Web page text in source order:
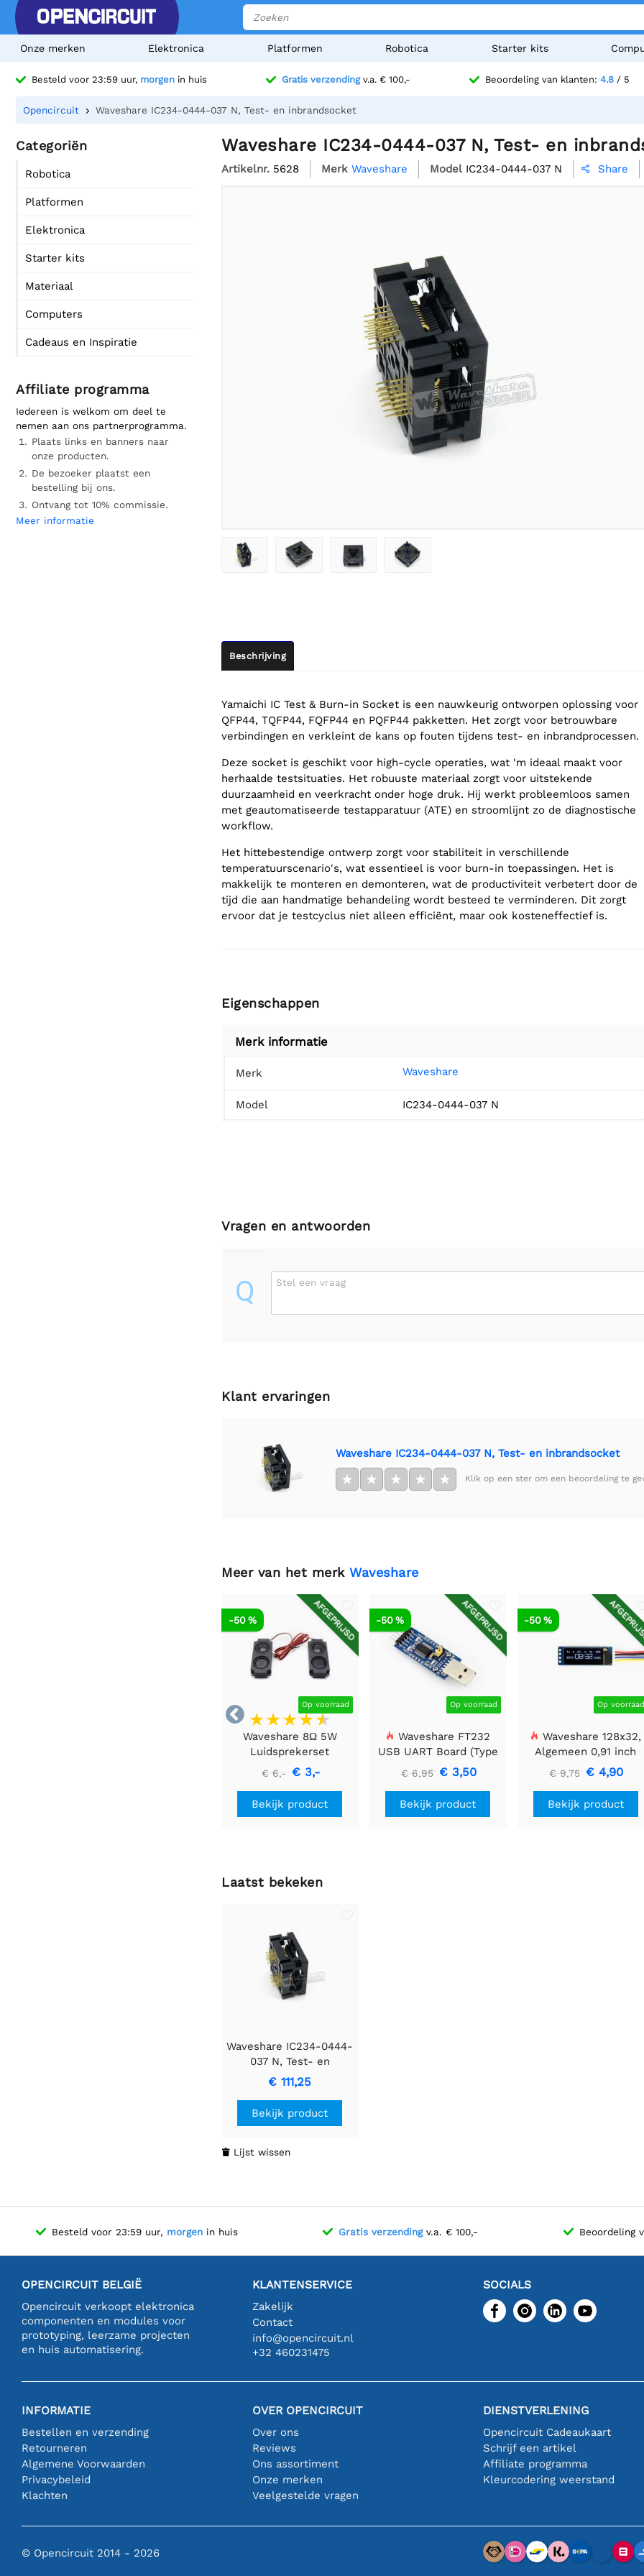
Onze merken Elektronica Platformen Robotica Starter kits
Besteld voor 23:59 uur, morgen in huis Gratis verzendingv.a. € 100,- Beoordeling van klanten: 4.8/ 5
Opencircuit Waveshare IC234-0444-037 N, Test- en inbrandsocket
Categoriën
Robotica
Platformen
Elektronica
Starter kits
Materiaal
Computers
Cadeaus en Inspiratie
Affiliate programma
Iedereen is welkom om deel te
nemen aan ons partnerprogramma.
Plaats links en banners naar
onze producten.
De bezoeker plaatst een
bestelling bij ons.
Ontvang tot 10% commissie.
Meer informatie
Waveshare IC234-0444-037 N, Test- en
Artikelnr. 5628 Merk Waveshare Model IC234-0444-037 N  Share
Beschrijving
Yamaichi IC Test & Burn-in Socket is een nauwkeurig ontworpen oplossing voor
QFP44, TQFP44, FQFP44 en PQFP44 pakketten. Het zorgt voor betrouwbare
verbindingen en verkleint de kans op fouten tijdens test- en inbrandprocessen.
Deze socket is geschikt voor high-cycle operaties, wat 'm ideaal maakt voor
herhaalde testsituaties. Het robuuste materiaal zorgt voor uitstekende
duurzaamheid en veerkracht onder hoge druk. Hij werkt probleemloos samen
met geautomatiseerde testapparatuur (ATE) en stroomlijnt zo de diagnostische
workflow.
Het hittebestendige ontwerp zorgt voor stabiliteit in verschillende
temperatuurscenario's, wat essentieel is voor burn-in toepassingen. Het is
makkelijk te monteren en demonteren, wat de productiviteit verbetert door de
tijd die aan handmatige behandeling wordt besteed te verminderen. Dit zorgt
ervoor dat je testcyclus niet alleen efficiënt, maar ook kosteneffectief is.
Eigenschappen
Merk informatie
Merk Waveshare
Model IC234-0444-037 N
Vragen en antwoorden
Q Stel een vraag
Klant ervaringen
Waveshare IC234-0444-037 N, Test- en inbrandsocket
★ ★ ★ ★ ★ Klik op een ster om een beoordeling te
Meer van het merk Waveshare

AFGEPRIJSD
Op voorraad
-50 %
Waveshare 8Ω 5W
Luidsprekerset
€ 6,- € 3,-
Bekijk product
AFGEPRIJSD
Op voorraad
-50 %
Waveshare FT232
USB UART Board (Type
A), USB naar TTL (UART)
Communicatiemodule
€ 6,95 € 3,50
Bekijk product
Op
-50 %
Waveshare 128x32,
Algemeen 0,91 inch
OLED-displaymodule
€ 9,75 € 4,90
Bekijk product
Laatst bekeken
Waveshare IC234-0444-
037 N, Test- en
inbrandsocket
€ 111,25
Bekijk product
 Lijst wissen
Besteld voor 23:59 uur, morgen in huis Gratis verzendingv.a. € 100,- Beoordeling
OPENCIRCUIT BELGIË
Opencircuit verkoopt elektronica
componenten en modules voor
prototyping, leerzame projecten
en huis automatisering.
KLANTENSERVICE
Zakelijk
Contact
info@opencircuit.nl
+32 460231475
SOCIALS
INFORMATIE
Bestellen en verzending
Retourneren
Algemene Voorwaarden
Privacybeleid
Klachten
OVER OPENCIRCUIT
Over ons
Reviews
Ons assortiment
Onze merken
Veelgestelde vragen
DIENSTVERLENING
Opencircuit Cadeaukaart
Schrijf een artikel
Affiliate programma
Kleurcodering weerstand
© Opencircuit 2014 - 2026